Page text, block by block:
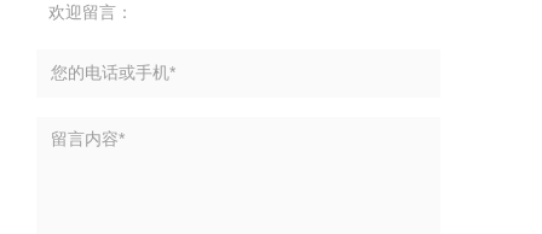
欢迎留言：